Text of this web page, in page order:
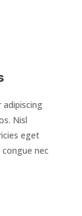
Nisl
eget
nec